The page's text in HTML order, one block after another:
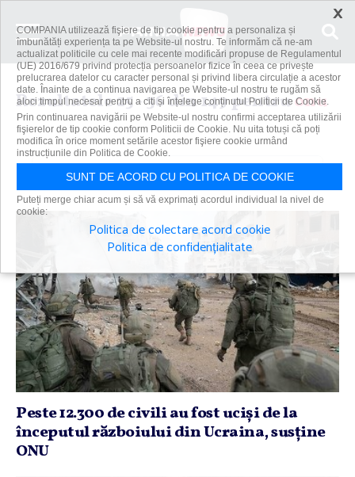
Rezultatele 25 - 36 din 149 pentruonu
Caută
Peste 12.300 de civili au fost ucişi de la
începutul războiului din Ucraina, susţine
ONU
×
COMPANIA utilizează fişiere de tip cookie pentru a personaliza și
îmbunătăți experiența ta pe Website-ul nostru. Te informăm că ne-am
actualizat politicile cu cele mai recente modificări propuse de Regulamentul
(UE) 2016/679 privind protecția persoanelor fizice în ceea ce privește
prelucrarea datelor cu caracter personal și privind libera circulație a acestor
date. Înainte de a continua navigarea pe Website-ul nostru te rugăm să
aloci timpul necesar pentru a citi și înțelege conținutul Politicii de Cookie.
Prin continuarea navigării pe Website-ul nostru confirmi acceptarea utilizării
fişierelor de tip cookie conform Politicii de Cookie. Nu uita totuși că poți
modifica în orice moment setările acestor fişiere cookie urmând
instrucțiunile din Politica de Cookie.
SUNT DE ACORD CU POLITICA DE COOKIE
Puteți merge chiar acum și să vă exprimați acordul individual la nivel de
cookie:
Politica de colectare acord cookie
Politica de confidențialitate